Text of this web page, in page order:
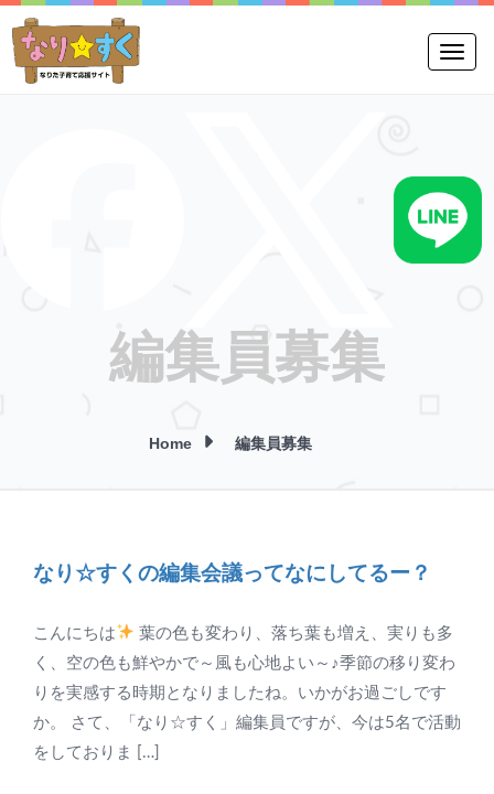
編集員募集
Home 編集員募集
なり☆すくの編集会議ってなにしてるー？
こんにちは
葉の色も変わり、落ち葉も増え、実りも多
く、空の色も鮮やかで～風も心地よい～♪季節の移り変わ
りを実感する時期となりましたね。いかがお過ごしです
か。 さて、「なり☆すく」編集員ですが、今は5名で活動
をしておりま […]